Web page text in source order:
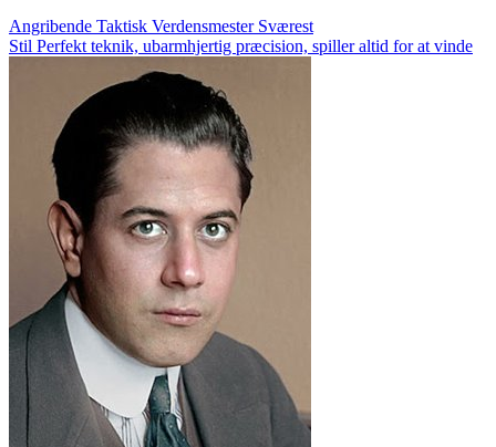
Angribende Taktisk Verdensmester Sværest
Stil Perfekt teknik, ubarmhjertig præcision, spiller altid for at vinde